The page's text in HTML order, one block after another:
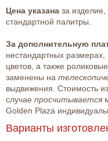
Цена указана за изделие,
стандартной палитры.
За дополнительную
нестандартных
цветов, а также
заменены на
выдвижения. Стоимость
случае просчитывается
Golden Plaza
Варианты